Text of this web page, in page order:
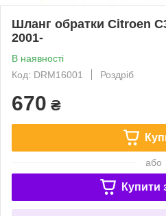
Шланг обратки Citroen
2001-
В наявності
Код: DRM16001
Роздріб
670 ₴
або
Купити